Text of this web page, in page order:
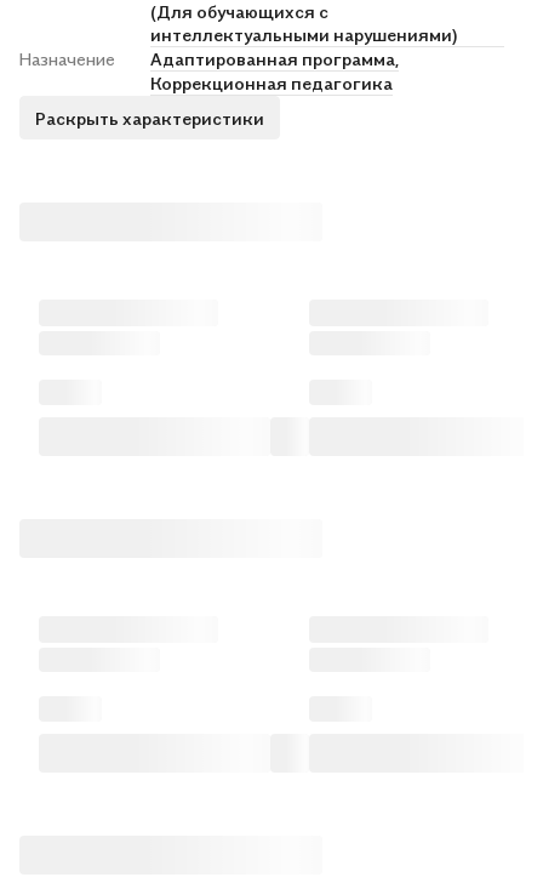
(Для обучающихся с
интеллектуальными нарушениями)
Назначение
Адаптированная программа,
Коррекционная педагогика
Раскрыть характеристики